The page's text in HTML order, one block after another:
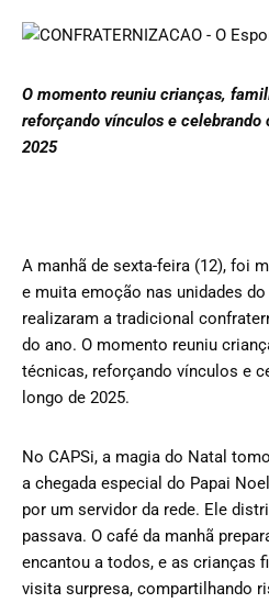
O momento reuniu crianças,
reforçando vínculos e celebrando
2025
A manhã de sexta-feira (12), foi
e muita emoção nas unidades do
realizaram a tradicional
do ano. O momento reuniu
técnicas, reforçando vínculos e
longo de 2025.
No CAPSi, a magia do Natal
a chegada especial do Papai
por um servidor da rede. Ele
passava. O café da manhã
encantou a todos, e as crianças
visita surpresa, compartilhando